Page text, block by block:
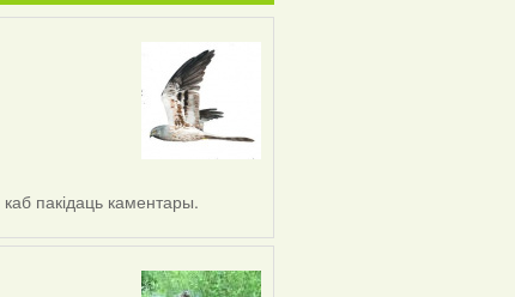
каб пакідаць каментары.